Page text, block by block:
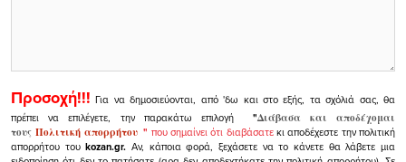
Προσοχή!!! Για να δημοσιεύονται, από 'δω και στο εξής, τα σχόλιά σας, θα
πρέπει να επιλέγετε, την παρακάτω επιλογή
"Διάβασα και αποδέχομαι
τουςΠολιτική απορρήτου" που σημαίνει ότι διαβάσατεκι αποδέχεστε την πολιτική
απορρήτου τουkozan.gr. Αν, κάποια φορά, ξεχάσετε να το κάνετε θα λάβετε μια